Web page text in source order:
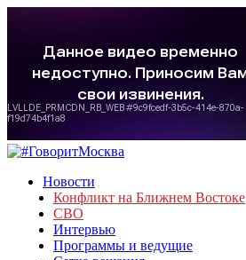
Новости
Конфликт на Ближнем Востоке
СВО
Интервью
Программы и ведущие